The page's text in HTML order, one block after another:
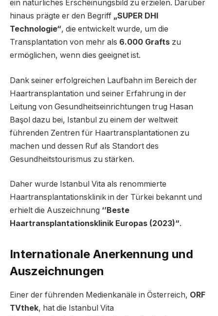
ein natürliches Erscheinungsbild zu erzielen. Darüber
hinaus prägte er den Begriff „SUPER DHI
Technologie“, die entwickelt wurde, um die
Transplantation von mehr als 6.000 Grafts zu
ermöglichen, wenn dies geeignet ist.
Dank seiner erfolgreichen Laufbahn im Bereich der
Haartransplantation und seiner Erfahrung in der
Leitung von Gesundheitseinrichtungen trug Hasan
Başol dazu bei, Istanbul zu einem der weltweit
führenden Zentren für Haartransplantationen zu
machen und dessen Ruf als Standort des
Gesundheitstourismus zu stärken.
Daher wurde Istanbul Vita als renommierte
Haartransplantationsklinik in der Türkei bekannt und
erhielt die Auszeichnung ‘’Beste
Haartransplantationsklinik Europas (2023)“.
Internationale Anerkennung und
Auszeichnungen
Einer der führenden Medienkanäle in Österreich, ORF
TVthek, hat die Istanbul Vita